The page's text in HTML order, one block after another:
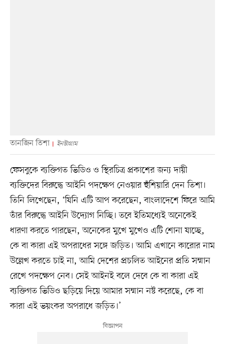
তানজিন তিশা ইনস্টাগ্রাম
ফেসবুকে ব্যক্তিগত ভিডিও ও স্থিরচিত্র প্রকাশের জন্য দায়ী
ব্যক্তিদের বিরুদ্ধে আইনি পদক্ষেপ নেওয়ার হুঁশিয়ারি দেন তিশা।
তিনি লিখেছেন, ‘যিনি এটি আপ করেছেন, বাংলাদেশে ফিরে আমি
তাঁর বিরুদ্ধে আইনি উদ্যোগ নিচ্ছি। তবে ইতিমধ্যেই অনেকেই
ধারণা করতে পারছেন, অনেকের মুখে মুখেও এটি শোনা যাচ্ছে,
কে বা কারা এই অপরাধের সঙ্গে জড়িত। আমি এখানে কারোর নাম
উল্লেখ করতে চাই না, আমি দেশের প্রচলিত আইনের প্রতি সম্মান
রেখে পদক্ষেপ নেব। সেই আইনই বলে দেবে কে বা কারা এই
ব্যক্তিগত ভিডিও ছড়িয়ে দিয়ে আমার সম্মান নষ্ট করেছে, কে বা
কারা এই ভয়ংকর অপরাধে জড়িত।’